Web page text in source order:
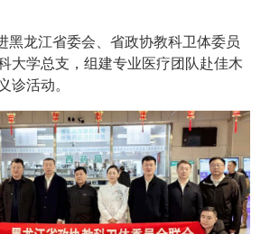
黑龙江省委会、省政协教科卫体委员
大学总支，组建专业医疗团队赴佳木
诊活动。